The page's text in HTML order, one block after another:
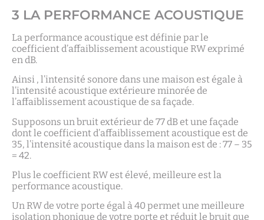
3 LA PERFORMANCE ACOUSTIQUE
La performance acoustique est définie par le
coefficient d’affaiblissement acoustique RW exprimé
en dB.
Ainsi , l’intensité sonore dans une maison est égale à
l’intensité acoustique extérieure minorée de
l’affaiblissement acoustique de sa façade.
Supposons un bruit extérieur de 77 dB et une façade
dont le coefficient d’affaiblissement acoustique est de
35, l’intensité acoustique dans la maison est de : 77 – 35
= 42.
Plus le coefficient RW est élevé, meilleure est la
performance acoustique.
Un RW de votre porte égal à 40 permet une meilleure
isolation phonique de votre porte et réduit le bruit que